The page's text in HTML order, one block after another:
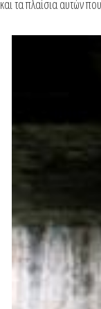
και τα πλαίσια αυτών